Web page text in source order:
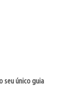
seu único guia